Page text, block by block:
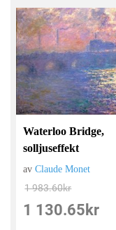
Waterloo Bridge,
solljuseffekt
avClaude Monet
1 983.60kr
1 130.65 kr